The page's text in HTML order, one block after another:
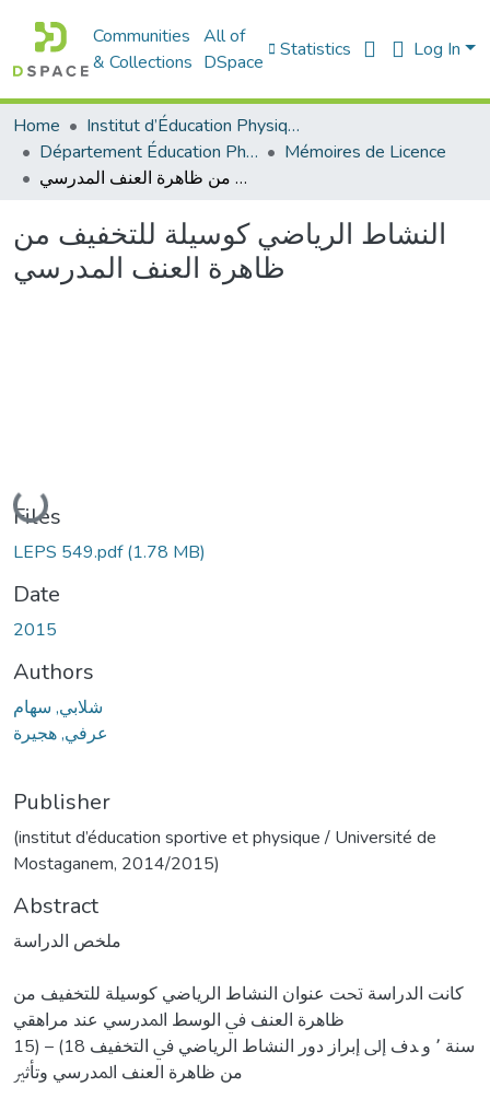
Communities
& Collections
All of
DSpace
Statistics Log In
Home
Institut d’Éducation Physique et Sportive
Département Éducation Physique et Sportive (EPS)
Mémoires de Licence
النشاط الرياضي كوسيلة للتخفيف من ظاهرة العنف المدرسي
النشاط الرياضي كوسيلة للتخفيف من
ظاهرة العنف المدرسي
Loading...
Files
LEPS 549.pdf(1.78 MB)
Date
2015
Authors
شلابي, سهام
عرفي, هجيرة
Publisher
(institut d’éducation sportive et physique / Université de
Mostaganem, 2014/2015)
Abstract
ﻣﻠﺨﺺ اﻟﺪراﺳﺔ
ﻛﺎﻧﺖ اﻟﺪراﺳﺔ ﲢﺖ ﻋﻨﻮان اﻟﻨﺸﺎط اﻟﺮﻳﺎﺿﻲ ﻛﻮﺳﻴﻠﺔ ﻟﻠﺘﺨﻔﻴﻒ ﻣﻦ
ﻇﺎﻫﺮة اﻟﻌﻨﻒ ﰲ اﻟﻮﺳﻂ اﳌﺪرﺳﻲ ﻋﻨﺪ ﻣﺮاﻫﻘﻲ
15) – (18 ﺳﻨﺔ ٬ و ﺪف إﱃ إﺑﺮاز دور اﻟﻨﺸﺎط اﻟﺮﻳﺎﺿﻲ ﰲ اﻟﺘﺨﻔﻴﻒ
ﻣﻦ ﻇﺎﻫﺮة اﻟﻌﻨﻒ اﳌﺪرﺳﻲ وﺗﺄﺛﲑ